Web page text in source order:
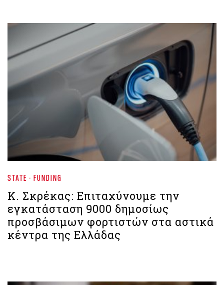
STATE - FUNDING
Κ. Σκρέκας: Επιταχύνουμε την
εγκατάσταση 9000 δημοσίως
προσβάσιμων φορτιστών στα αστικά
κέντρα της Ελλάδας